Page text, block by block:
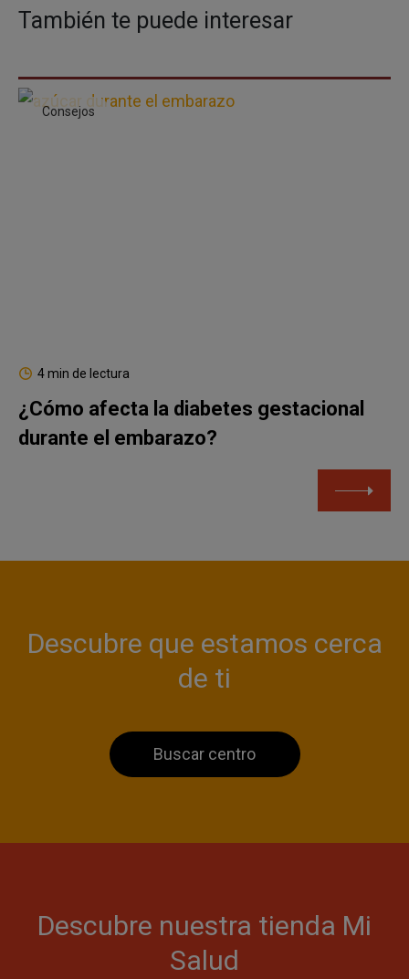
También te puede interesar
Consejos
4 min de lectura
¿Cómo afecta la diabetes gestacional
durante el embarazo?
Descubre que estamos cerca
de ti
Buscar centro
Descubre nuestra tienda Mi
Salud